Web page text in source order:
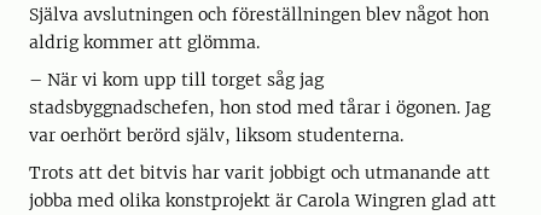
Själva avslutningen och föreställningen blev något hon
aldrig kommer att glömma.
– När vi kom upp till torget såg jag
stadsbyggnadschefen, hon stod med tårar i ögonen. Jag
var oerhört berörd själv, liksom studenterna.
Trots att det bitvis har varit jobbigt och utmanande att
jobba med olika konstprojekt är Carola Wingren glad att